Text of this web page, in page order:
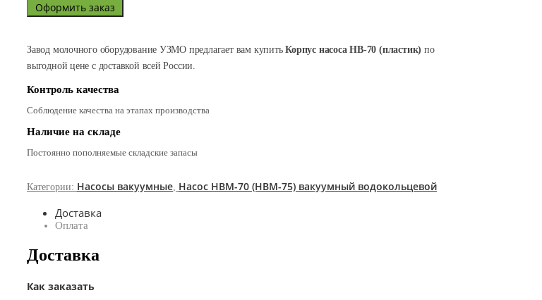
Оформить заказ
Завод молочного оборудование УЗМО предлагает вам купитьКорпус насоса НВ-70 (пластик) по
выгодной цене с доставкой всей России.
Контроль качества
Соблюдение качества на этапах производства
Наличие на складе
Постоянно пополняемые складские запасы
Категории: Насосы вакуумные Насос НВМ-70 (НВМ-75) вакуумный водокольцевой
Доставка
Оплата
Доставка
Как заказать